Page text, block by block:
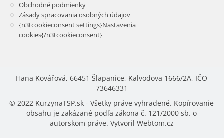
Obchodné podmienky
Zásady spracovania osobných údajov
{n3tcookieconsent settings}Nastavenia
cookies{/n3tcookieconsent}
Hana Kovářová, 66451 Šlapanice, Kalvodova 1666/2A, IČO
73646331
© 2022 KurzynaTSP.sk - Všetky práve vyhradené. Kopírovanie
obsahu je zakázané podľa zákona č. 121/2000 sb. o
autorskom práve. Vytvoril Webtom.cz